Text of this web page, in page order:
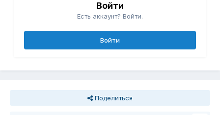
Войти
Есть аккаунт? Войти.
Войти
Поделиться